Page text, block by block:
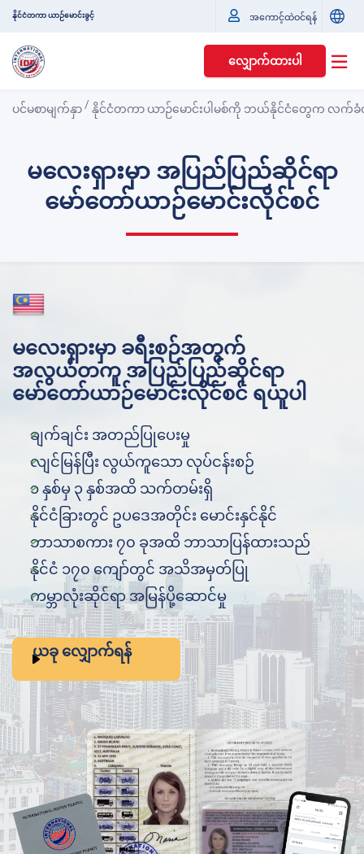
နိုင်ငံတကာ ယာဉ်မောင်းခွင့် အကောင့်ထဲဝင်ရန်
လျှောက်ထားပါ
ပင်မစာမျက်နှာ /နိုင်ငံတကာ ယာဉ်မောင်းပါမစ်ကို ဘယ်နိုင်ငံတွေက လက်ခံ
မလေးရှားမှာ အပြည်ပြည်ဆိုင်ရာ
မော်တော်ယာဉ်မောင်းလိုင်စင်
မလေးရှားမှာ ခရီးစဉ်အတွက်
အလွယ်တကူ အပြည်ပြည်ဆိုင်ရာ
မော်တော်ယာဉ်မောင်းလိုင်စင် ရယူပါ
ချက်ချင်း အတည်ပြုပေးမှု
လျင်မြန်ပြီး လွယ်ကူသော လုပ်ငန်းစဉ်
၁ နှစ်မှ ၃ နှစ်အထိ သက်တမ်းရှိ
နိုင်ငံခြားတွင် ဥပဒေအတိုင်း မောင်းနှင်နိုင်
ဘာသာစကား ၇၀ ခုအထိ ဘာသာပြန်ထားသည်
နိုင်ငံ ၁၇၀ ကျော်တွင် အသိအမှတ်ပြု
ကမ္ဘာလုံးဆိုင်ရာ အမြန်ပို့ဆောင်မှု
ယခု လျှောက်ရန်